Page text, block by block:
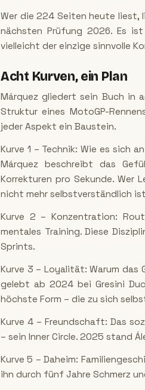
Wer die 224 Seiten heute liest,
nächsten Prüfung 2026. Es
vielleicht der einzige sinnvolle
Acht Kurven, ein Plan
Márquez gliedert sein Buch in
Struktur eines MotoGP-
jeder Aspekt ein Baustein.
Kurve 1 – Technik: Wie es sich
Márquez beschreibt das
Korrekturen pro Sekunde. Wer
nicht mehr selbstverständlich
Kurve 2 – Konzentration:
mentales Training. Diese
Sprints.
Kurve 3 – Loyalität: Warum das
gelebt ab 2024 bei Gresini
höchste Form – die zu sich
Kurve 4 – Freundschaft: Das
– sein Inner Circle. 2025 stand
Kurve 5 – Daheim:
ihn durch fünf Jahre Schmerz